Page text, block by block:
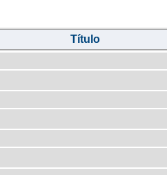
Título